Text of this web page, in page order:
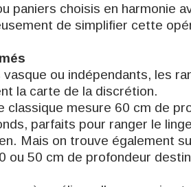
paniers choisis en harmonie
de simplifier cette
ou indépendants, les
la carte de la discrétion.
classique mesure 60 cm de
parfaits pour ranger le
Mais on trouve également
ou 50 cm de profondeur